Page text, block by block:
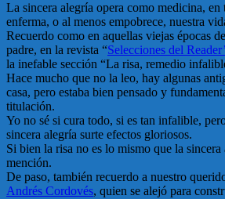
La sincera alegría opera como medicina,
enferma, o al menos empobrece, nuestra
Recuerdo como en aquellas viejas épocas
padre, en la revista “Selecciones del
la inefable sección “La risa, remedio
Hace mucho que no la leo, hay algunas
casa, pero estaba bien pensado y
titulación.
Yo no sé si cura todo, si es tan infalible,
sincera alegría surte efectos gloriosos.
Si bien la risa no es lo mismo que la
mención.
De paso, también recuerdo a nuestro
Andrés Cordovés, quien se alejó para